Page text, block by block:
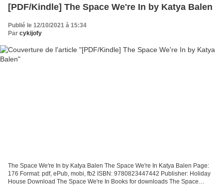
[PDF/Kindle] The Space We're In by Katya Balen
Publié le 12/10/2021 à 15:34
Par cykijofy
The Space We're In by Katya Balen The Space We're In Katya Balen Page:
176 Format: pdf, ePub, mobi, fb2 ISBN: 9780823447442 Publisher: Holiday
House Download The Space We're In Books for downloads The Space